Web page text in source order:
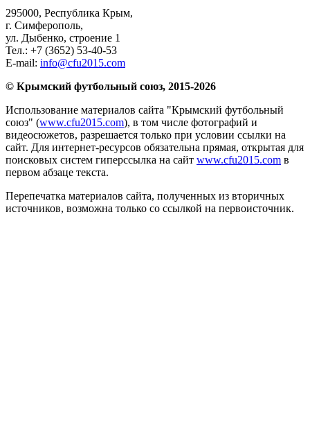
295000, Республика Крым,
г. Симферополь,
ул. Дыбенко, строение 1
Тел.: +7 (3652) 53-40-53
E-mail: info@cfu2015.com
© Крымский футбольный союз, 2015-2026
Использование материалов сайта "Крымский футбольный
союз" (www.cfu2015.com), в том числе фотографий и
видеосюжетов, разрешается только при условии ссылки на
сайт. Для интернет-ресурсов обязательна прямая, открытая для
поисковых систем гиперссылка на сайт www.cfu2015.com в
первом абзаце текста.
Перепечатка материалов сайта, полученных из вторичных
источников, возможна только со ссылкой на первоисточник.